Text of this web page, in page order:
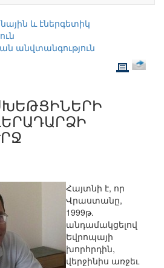
և էներգետիկ
անվտանգություն
Հայտնի է, որ
Վրաստանը,
1999թ.
անդամակցելով
Եվրոպայի
խորհրդին,
վերջինիս առջեւ